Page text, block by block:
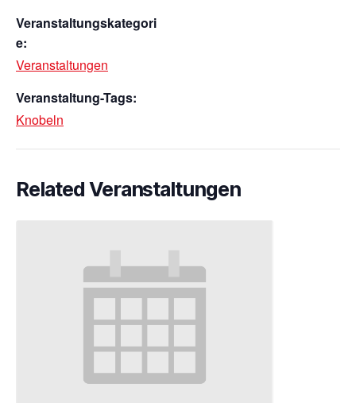
Veranstaltungskategori
e:
Veranstaltungen
Veranstaltung-Tags:
Knobeln
Related Veranstaltungen